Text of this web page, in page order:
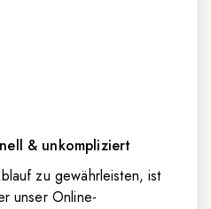
& unkompliziert
zu gewährleisten, ist
unser Online-